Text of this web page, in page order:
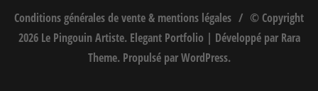
Conditions générales de vente & mentions légales
© Copyright
2026 Le Pingouin Artiste. Elegant Portfolio | Développé par Rara
Theme. Propulsé parWordPress.